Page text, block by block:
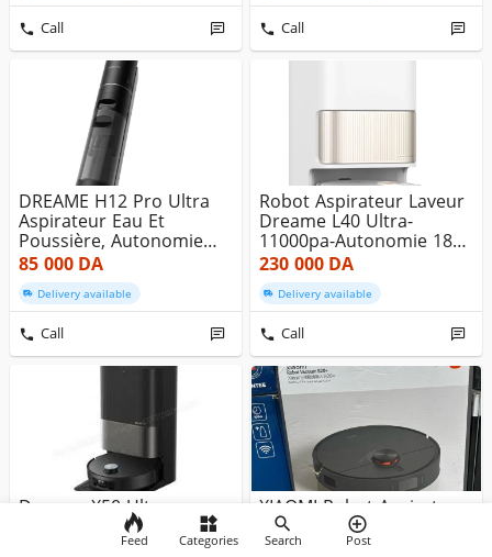
Call Call
DREAME H12 Pro Ultra
Aspirateur Eau Et
Poussière, Autonomie
35min, Asp...
85 000DA
Delivery available
Call
Robot Aspirateur Laveur
Dreame L40 Ultra-
11000pa-Autonomie 180
Min -Va...
230 000DA
Delivery available
Call
Dreame X50 Ultra
Complete Robot
Aspirateur Laveur 20 000
XIAOMI Robot Aspirateur
Laveur S20+ - Blanc OU
White - 6000pa - LDS -...
Feed Categories Search Post